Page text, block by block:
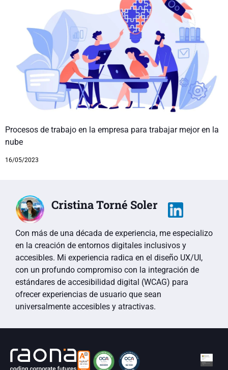
Procesos de trabajo en la empresa para trabajar mejor en la
nube
16/05/2023
Cristina Torné Soler
Con más de una década de experiencia, me especializo
en la creación de entornos digitales inclusivos y
accesibles. Mi experiencia radica en el diseño UX/UI,
con un profundo compromiso con la integración de
estándares de accesibilidad digital (WCAG) para
ofrecer experiencias de usuario que sean
universalmente accesibles y atractivas.